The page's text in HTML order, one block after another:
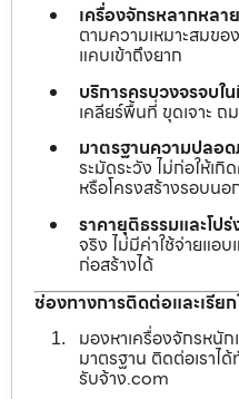
เครื่องจักรหลากหลา
ตามความเหมาะสมข
แคบเข้าถึงยาก
บริการครบวงจรจบใ
เคลียร์พื้นที่ ขุดเจาะ
มาตรฐานความปลอ
ระมัดระวัง ไม่ก่อให้เ
หรือโครงสร้างรอบนอ
ราคายุติธรรมและโปร่
จริง ไม่มีค่าใช้จ่ายแ
ก่อสร้างได้
ช่องทางการติดต่อและเรีย
มองหาเครื่องจักรหนัก
มาตรฐาน ติดต่อเราไ
รับจ้าง.com